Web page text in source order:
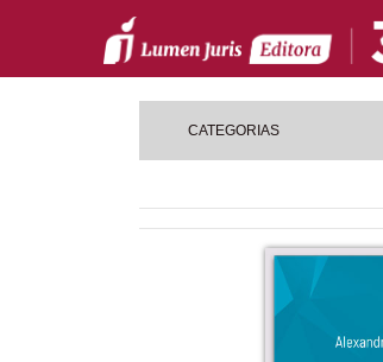
CATEGORIAS